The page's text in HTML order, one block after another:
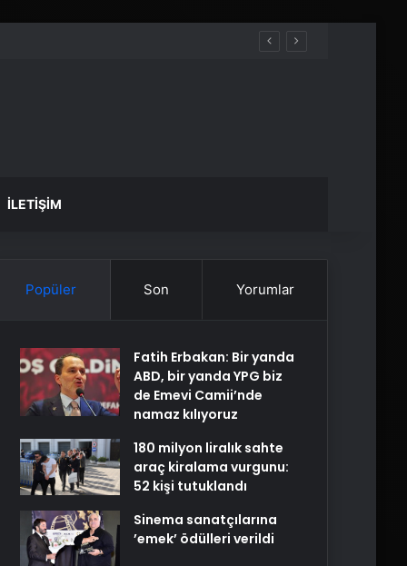
İLETIŞIM
Popüler Son Yorumlar
Fatih Erbakan: Bir yanda
ABD, bir yanda YPG biz
de Emevi Camii’nde
namaz kılıyoruz
180 milyon liralık sahte
araç kiralama vurgunu:
52 kişi tutuklandı
Sinema sanatçılarına
’emek’ ödülleri verildi